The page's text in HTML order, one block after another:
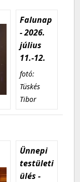
Falunap
- 2026.
július
11.-12.
fotó:
Tüskés
Tibor
Ünnepi
testületi
ülés -